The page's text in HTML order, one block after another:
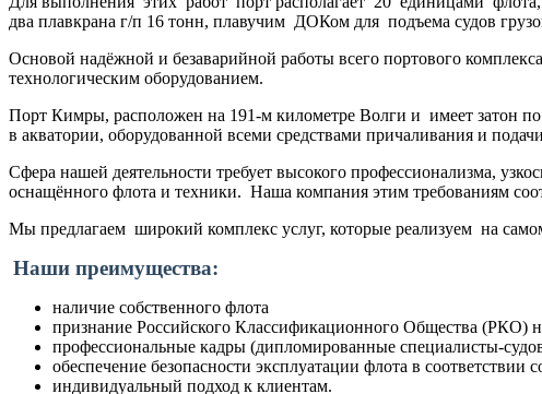
два плавкрана г/п 16 тонн, плавучим ДОКом для подъема судов
Основой надёжной и безаварийной работы всего портового
технологическим оборудованием.
Порт Кимры, расположен на 191-м километре Волги и имеет затон
в акватории, оборудованной всеми средствами причаливания и
Сфера нашей деятельности требует высокого профессионализма,
оснащённого флота и техники. Наша компания этим требованиям
Мы предлагаем широкий комплекс услуг, которые реализуем на
Наши преимущества:
наличие собственного флота
признание Российского Классификационного Общества (РКО)
профессиональные кадры (дипломированные специалисты-
обеспечение безопасности эксплуатации флота в
индивидуальный подход к клиентам.